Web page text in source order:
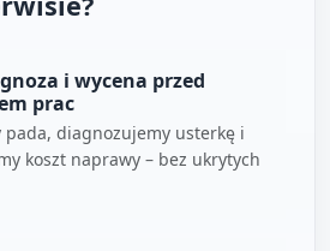
i wycena przed
prac
pada, diagnozujemy usterkę i
koszt naprawy – bez ukrytych